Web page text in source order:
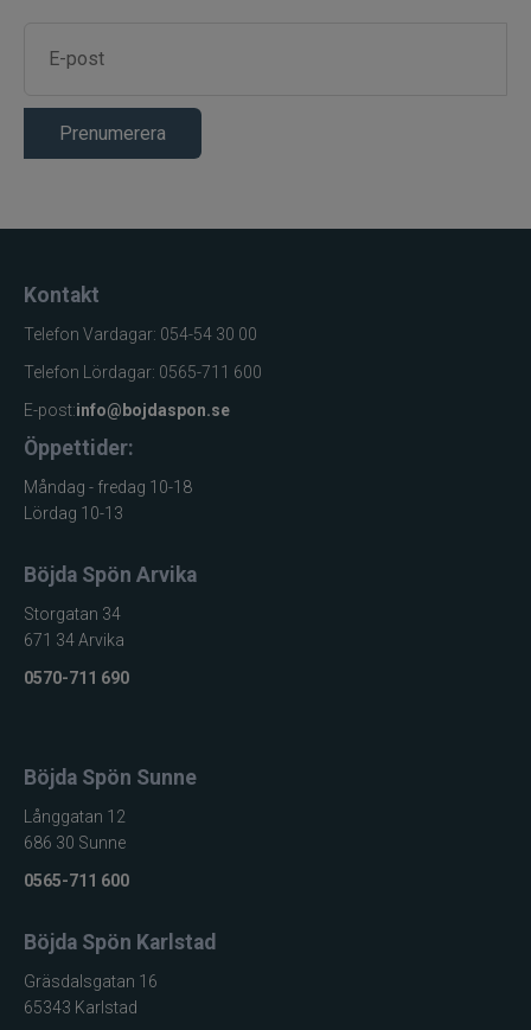
Prenumerera
Kontakt
Telefon Vardagar: 054-54 30 00
Telefon Lördagar: 0565-711 600
E-post:info@bojdaspon.se
Öppettider:
Måndag - fredag 10-18
Lördag 10-13
Böjda Spön Arvika
Storgatan 34
671 34 Arvika
0570-711 690
Böjda Spön Sunne
Långgatan 12
686 30 Sunne
0565-711 600
Böjda Spön Karlstad
Gräsdalsgatan 16
65343 Karlstad